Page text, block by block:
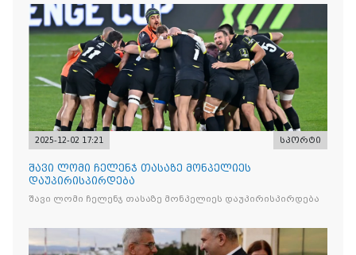
2025-12-02 17:21 სპორტი
შავი ლომი ჩელენჯ თასაზე მონპელიეს
დაუპირისპირდება
შავი ლომი ჩელენჯ თასაზე მონპელიეს დაუპირისპირდება